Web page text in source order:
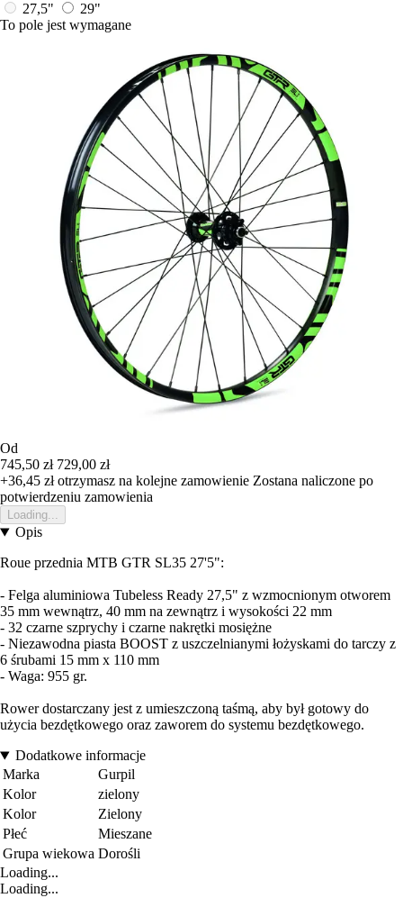
27,5"
29"
To pole jest wymagane
Od
745,50 zł 729,00 zł
+36,45 złotrzymasz na kolejne zamowienie Zostana naliczone po
potwierdzeniu zamowienia
Loading...
Opis
Roue przednia MTB GTR SL35 27'5":
- Felga aluminiowa Tubeless Ready 27,5" z wzmocnionym otworem
35 mm wewnątrz, 40 mm na zewnątrz i wysokości 22 mm
- 32 czarne szprychy i czarne nakrętki mosiężne
- Niezawodna piasta BOOST z uszczelnianymi łożyskami do tarczy z
6 śrubami 15 mm x 110 mm
- Waga: 955 gr.
Rower dostarczany jest z umieszczoną taśmą, aby był gotowy do
użycia bezdętkowego oraz zaworem do systemu bezdętkowego.
Dodatkowe informacje
Marka
Gurpil
Kolor
zielony
Kolor
Zielony
Płeć
Mieszane
Grupa wiekowa Dorośli
Loading...
Loading...